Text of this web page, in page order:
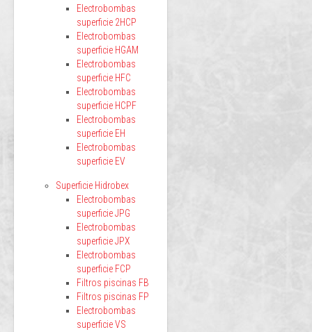
Electrobombas
superficie 2HCP
Electrobombas
superficie HGAM
Electrobombas
superficie HFC
Electrobombas
superficie HCPF
Electrobombas
superficie EH
Electrobombas
superficie EV
Superficie Hidrobex
Electrobombas
superficie JPG
Electrobombas
superficie JPX
Electrobombas
superficie FCP
Filtros piscinas FB
Filtros piscinas FP
Electrobombas
superficie VS